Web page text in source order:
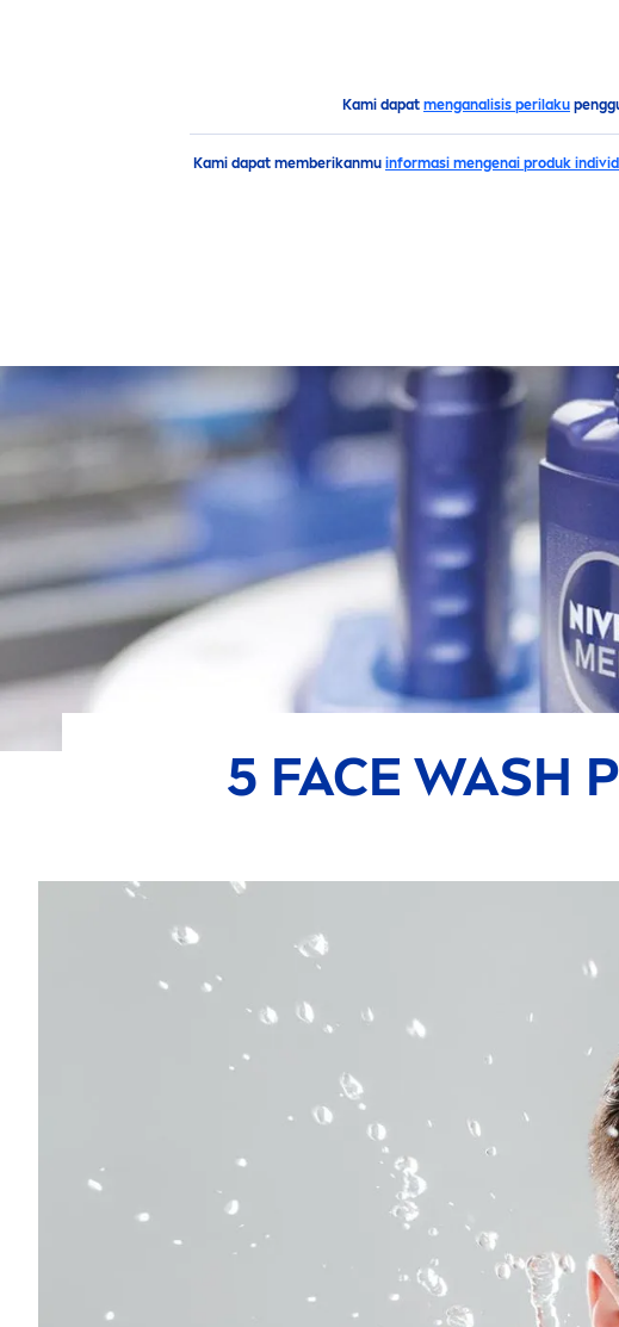
Kami dapat menganalisis perilaku
Kami dapat memberikanmu informasi mengenai produk
5 Face Wash Pria Terbaik DariNIVEAMen
5 FACE WASH